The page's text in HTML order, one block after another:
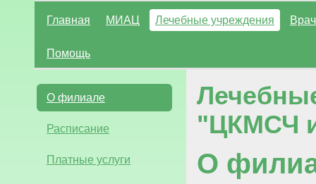
Главная МИАЦ Лечебные учреждения
Помощь
О филиале
Расписание
Платные услуги
"ЦКМСЧ
О